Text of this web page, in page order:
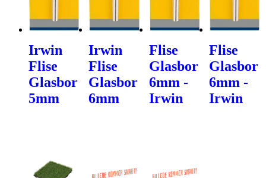
Irwin
Flise
Glasbor
5mm
Irwin
Flise
Glasbor
6mm
Flise
Glasbor
6mm -
Irwin
Flise
Glasbor
6mm -
Irwin